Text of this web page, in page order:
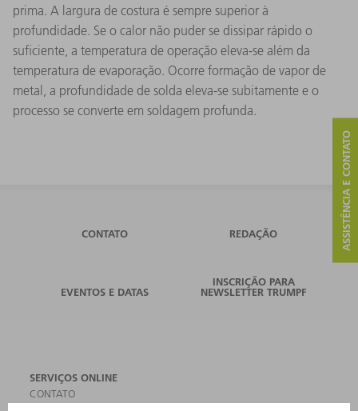
prima. A largura de costura é sempre superior à
profundidade. Se o calor não puder se dissipar rápido o
suficiente, a temperatura de operação eleva-se além da
temperatura de evaporação. Ocorre formação de vapor de
metal, a profundidade de solda eleva-se subitamente e o
processo se converte em soldagem profunda.
ASSISTÊNCIA E CONTATO
CONTATO REDAÇÃO
EVENTOS E DATAS
INSCRIÇÃO PARA
NEWSLETTER TRUMPF
SERVIÇOS ONLINE
CONTATO